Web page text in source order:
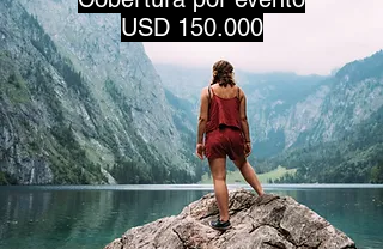
USD 150.000